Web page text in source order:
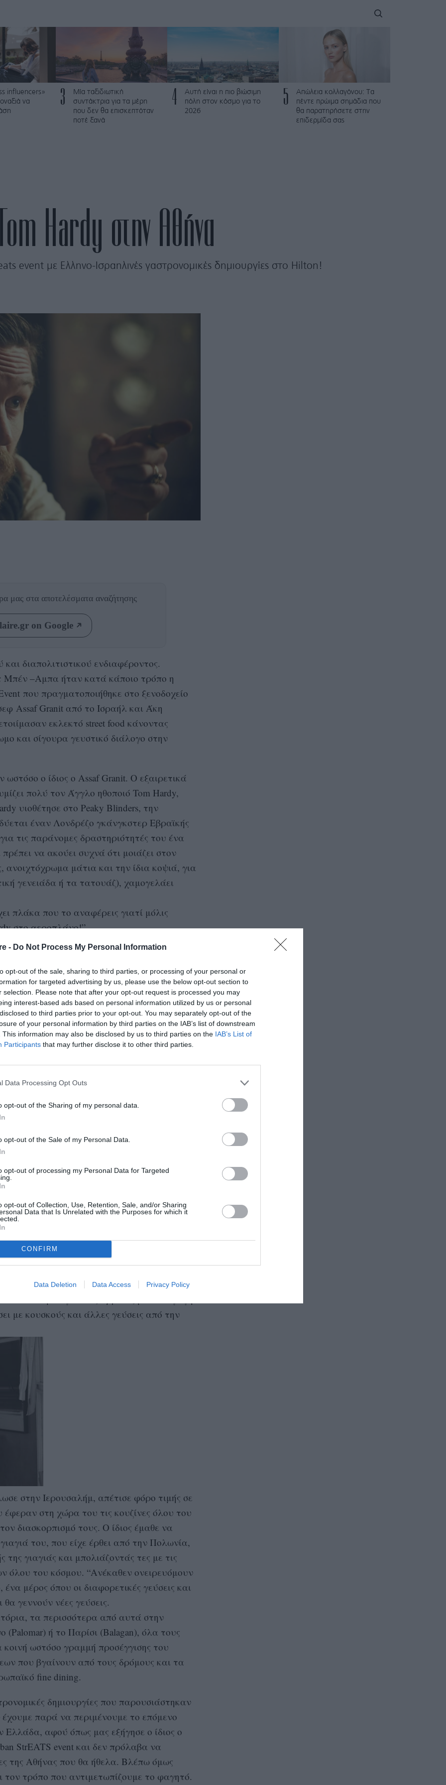
- Do Not Process My Personal Information
opt-out of the sale, sharing to third parties, or processing of your personal or
for targeted advertising by us, please use the below opt-out section to
selection. Please note that after your opt-out request is processed you may
interest-based ads based on personal information utilized by us or personal
to third parties prior to your opt-out. You may separately opt-out of the
of your personal information by third parties on the IAB’s list of downstream
This information may also be disclosed by us to third parties on the IAB’s List of
Participants that may further disclose it to other third parties.
Data Processing Opt Outs
opt-out of the Sharing of my personal data.
opt-out of the Sale of my Personal Data.
opt-out of processing my Personal Data for Targeted
opt-out of Collection, Use, Retention, Sale, and/or Sharing
Data that Is Unrelated with the Purposes for which it
CONFIRM
Data Deletion Data Access Privacy Policy
influencers»
να
3
Μία ταξιδιωτική
συντάκτρια για τα μέρη
που δεν θα επισκεπτόταν
ποτέ ξανά
4
Αυτή είναι η πιο βιώσιμη
πόλη στον κόσμο για το
2026
5
Απώλεια κολλαγόνου: Τα
πέντε πρώιμα σημάδια που
θα παρατηρήσετε στην
επιδερμίδα σας
Hardy στην Αθήνα
event με Ελληνο-Ισραηλινές γαστρονομικές δημιουργίες στο Hilton!
μας στα αποτελέσματα αναζήτησης
on Google
διαπολιτιστικού ενδιαφέροντος.
Μπέν –Αμπα ήταν κατά κάποιο τρόπο η
που πραγματοποιήθηκε στο ξενοδοχείο
Assaf Granit από το Ισραήλ και Άκη
εκλεκτό street food κάνοντας
και σίγουρα γευστικό διάλογο στην
ωστόσο ο ίδιος ο Assaf Granit. Ο εξαιρετικά
πολύ τον Άγγλο ηθοποιό Tom Hardy,
υιοθέτησε στο Peaky Blinders, την
έναν Λονδρέζο γκάνγκστερ Εβραϊκής
τις παράνομες δραστηριότητές του ένα
να ακούει συχνά ότι μοιάζει στον
ανοιχτόχρωμα μάτια και την ίδια κοψιά, για
γενειάδα ή τα τατουάζ), χαμογελάει
πλάκα που το αναφέρεις γιατί μόλις
στο αεροπλάνο!”
στις αίθουσες και η πιο πρόσφατη
στο μυαλό μου τον Tom Hardy όπως
τη γενειάδα”, του εξηγώ.
τιμή να τον θυμίζω, είναι πολύ ωραίος
λεπτά νωρίτερα είχε χαιρετίσει την
πρεσβείας στο Hilton, μιλώντας για τη
τους ανθρώπους αντί να τους χωρίζει και
κουλτούρες. Πολωνικής καταγωγής ο
συναταγές με την Μαροκινή
καταφύγιο από τους Ναζί. “Οι δύο νέες
τους πλάι – πλάι και είχαν παιδιά να
εγώ ένας Εβραίος με καταγωγή
με κουσκούς και άλλες γεύσεις από την
στην Ιερουσαλήμ, απέτισε φόρο τιμής σε
έφεραν στη χώρα του τις κουζίνες όλου του
διασκορπισμό τους. Ο ίδιος έμαθε να
του, που είχε έρθει από την Πολωνία,
της γιαγιάς και μπολιάζοντάς τες με τις
όλου του κόσμου. “Ανέκαθεν ονειρευόμουν
μέρος όπου οι διαφορετικές γεύσεις και
γεννούν νέες γεύσεις.
τα περισσότερα από αυτά στην
ή το Παρίσι (Balagan), όλα τους
ωστόσο γραμμή προσέγγισης του
που βγαίνουν από τους δρόμους και τα
fine dining.
δημιουργίες που παρουσιάστηκαν
έχουμε παρά να περιμένουμε το επόμενο
αφού όπως μας εξήγησε o ίδιος ο
StrEATS event και δεν πρόλαβα να
της Αθήνας που θα ήθελα. Βλέπω όμως
τον τρόπο που αντιμετωπίζουμε το φαγητό.